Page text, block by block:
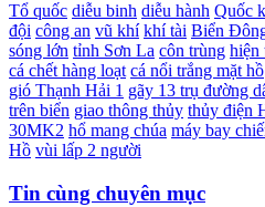
Tổ quốc diễu binh diễu hành Quốc
đội công an vũ khí khí tài Biển
sóng lớn tỉnh Sơn La côn trùng hiện
cá chết hàng loạt cá nổi trắng mặt hồ
gió Thạnh Hải 1 gãy 13 trụ đường
trên biển giao thông thủy thủy điện
30MK2 hổ mang chúa máy bay
Hồ vùi lấp 2 người
Tin cùng chuyên mục